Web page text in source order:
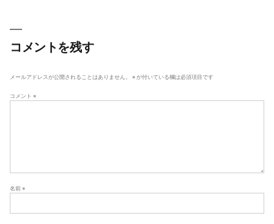
ビ
シ
ン
コメントを残す
メールアドレスが公開されることはありません。 ※ が付いている欄は必須項目です
コメント ※
名前 ※